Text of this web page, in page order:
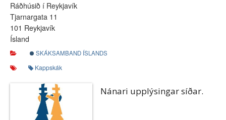
Ráðhúsið í Reykjavík
Tjarnargata 11
101 Reykjavík
Ísland
SKÁKSAMBAND ÍSLANDS
Kappskák
Nánari upplýsingar síðar.